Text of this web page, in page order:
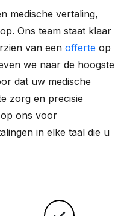
medische vertaling,
Ons team staat klaar
van een offerte op
we naar de hoogste
dat uw medische
zorg en precisie
ons voor
in elke taal die u